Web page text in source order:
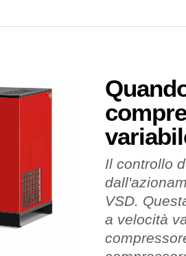
Il controllo
VSD.
a velocità